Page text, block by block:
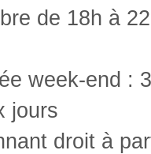
de 18h à
week-end :
jours
droit à